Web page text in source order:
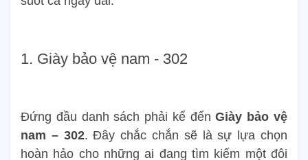
1. Giày bảo vệ nam - 302
Đứng đầu danh sách phải kể đếnGiày bảo vệ
nam – 302. Đây chắc chắn sẽ là sự lựa chọn
hoàn hảo cho những ai đang tìm kiếm một đôi